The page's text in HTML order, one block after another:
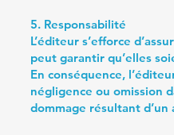
5. Responsabilité
L’éditeur s’efforce
peut garantir qu’elles
En conséquence,
négligence ou omission
dommage résultant d’un